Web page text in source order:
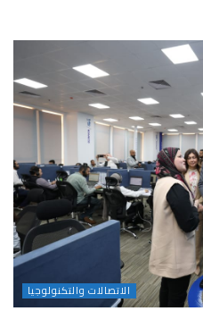
الاتصالات والتكنولوجيا